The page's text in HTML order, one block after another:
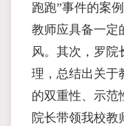
跑跑”事件的案
教师应具备一定
风。其次，罗院
理，总结出关于
的双重性、示范
院长带领我校教